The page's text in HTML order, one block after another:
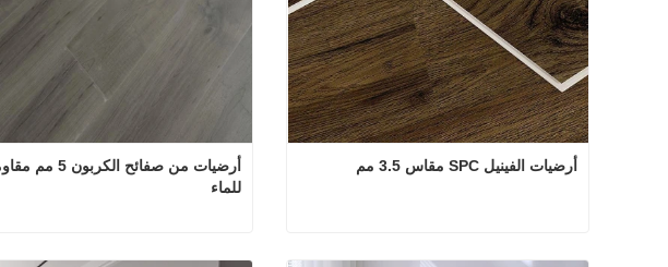
للماء
أرضيات الفينيل SPC مقاس 3.5 مم
أرضيات الفينيل SPC مقاس 3.5 مم